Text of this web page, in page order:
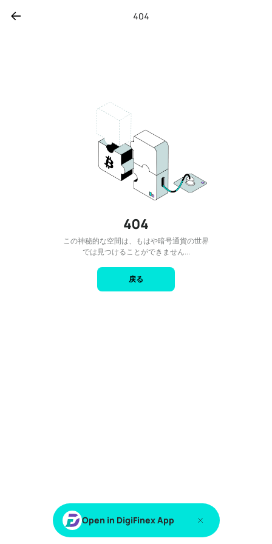
404
404
この神秘的な空間は、もはや暗号通貨の世界
では見つけることができません...
戻る
Open in DigiFinex App